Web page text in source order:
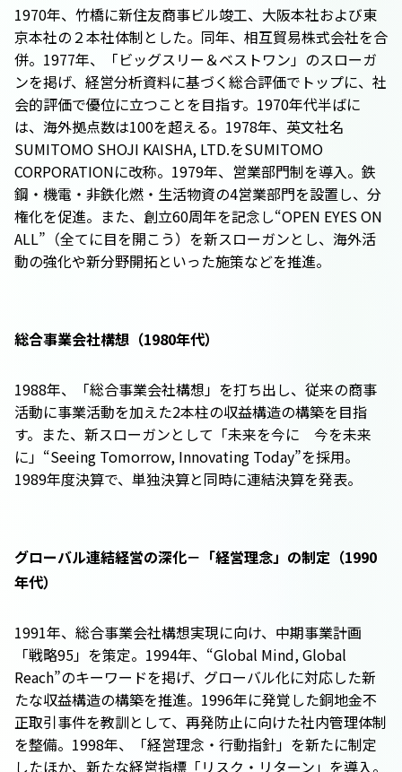
1970年、竹橋に新住友商事ビル竣工、大阪本社および東
京本社の２本社体制とした。同年、相互貿易株式会社を合
併。1977年、「ビッグスリー＆ベストワン」のスローガ
ンを掲げ、経営分析資料に基づく総合評価でトップに、社
会的評価で優位に立つことを目指す。1970年代半ばに
は、海外拠点数は100を超える。1978年、英文社名
SUMITOMO SHOJI KAISHA, LTD.をSUMITOMO
CORPORATIONに改称。1979年、営業部門制を導入。鉄
鋼・機電・非鉄化燃・生活物資の4営業部門を設置し、分
権化を促進。また、創立60周年を記念し“OPEN EYES ON
ALL”（全てに目を開こう）を新スローガンとし、海外活
動の強化や新分野開拓といった施策などを推進。
総合事業会社構想（1980年代）
1988年、「総合事業会社構想」を打ち出し、従来の商事
活動に事業活動を加えた2本柱の収益構造の構築を目指
す。また、新スローガンとして「未来を今に 今を未来
に」“Seeing Tomorrow, Innovating Today”を採用。
1989年度決算で、単独決算と同時に連結決算を発表。
グローバル連結経営の深化－「経営理念」の制定（1990
年代）
1991年、総合事業会社構想実現に向け、中期事業計画
「戦略95」を策定。1994年、“Global Mind, Global
Reach”のキーワードを掲げ、グローバル化に対応した新
たな収益構造の構築を推進。1996年に発覚した銅地金不
正取引事件を教訓として、再発防止に向けた社内管理体制
を整備。1998年、「経営理念・行動指針」を新たに制定
したほか、新たな経営指標「リスク・リターン」を導入。